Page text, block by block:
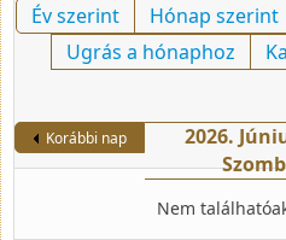
Év szerint Hónap szerint
Ugrás a hónaphoz
Korábbi nap
2026.
Nem